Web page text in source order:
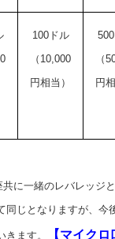
100ドル
（10,000
円相当）
（
円
に一緒のレバレッジ
同じとなりますが、今
ます。 【マイクロ